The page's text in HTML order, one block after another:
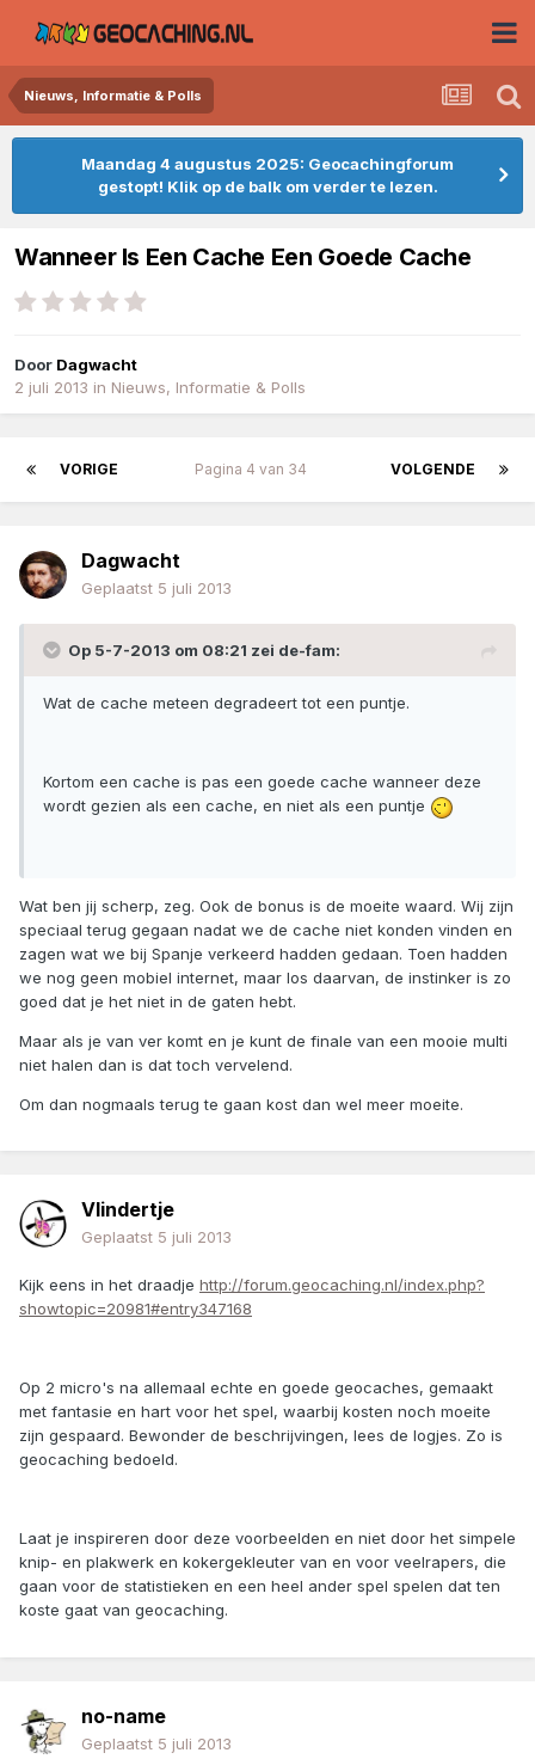
Nieuws, Informatie & Polls
Maandag 4 augustus 2025: Geocachingforum
gestopt! Klik op de balk om verder te lezen.
Wanneer Is Een Cache Een Goede Cache
Door Dagwacht
2 juli 2013 in Nieuws, Informatie & Polls
VORIGE VOLGENDE
Pagina 4 van 34
Dagwacht
Geplaatst 5 juli 2013
Op 5-7-2013 om 08:21 zei de-fam:
Wat de cache meteen degradeert tot een puntje.
Kortom een cache is pas een goede cache wanneer deze
wordt gezien als een cache, en niet als een puntje
Wat ben jij scherp, zeg. Ook de bonus is de moeite waard. Wij zijn
speciaal terug gegaan nadat we de cache niet konden vinden en
zagen wat we bij Spanje verkeerd hadden gedaan. Toen hadden
we nog geen mobiel internet, maar los daarvan, de instinker is zo
goed dat je het niet in de gaten hebt.
Maar als je van ver komt en je kunt de finale van een mooie multi
niet halen dan is dat toch vervelend.
Om dan nogmaals terug te gaan kost dan wel meer moeite.
Vlindertje
Geplaatst 5 juli 2013
Kijk eens in het draadje http://forum.geocaching.nl/index.php?
showtopic=20981#entry347168
Op 2 micro's na allemaal echte en goede geocaches, gemaakt
met fantasie en hart voor het spel, waarbij kosten noch moeite
zijn gespaard. Bewonder de beschrijvingen, lees de logjes. Zo is
geocaching bedoeld.
Laat je inspireren door deze voorbeelden en niet door het simpele
knip- en plakwerk en kokergekleuter van en voor veelrapers, die
gaan voor de statistieken en een heel ander spel spelen dat ten
koste gaat van geocaching.
no-name
Geplaatst 5 juli 2013